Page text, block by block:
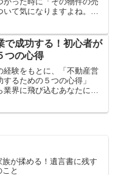
いて気になりますよね。事
る理由ってどんなケースが
します
で成功する！初心者が
つの心得
経験をもとに、「不動産営
るための５つの心得」
業界に飛び込むあなたに向
が揉める！遺言書に残す
と